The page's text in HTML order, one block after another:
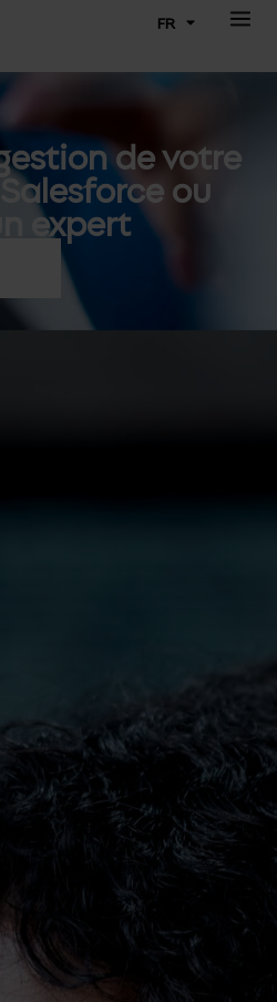
FR
de votre
ou
expert